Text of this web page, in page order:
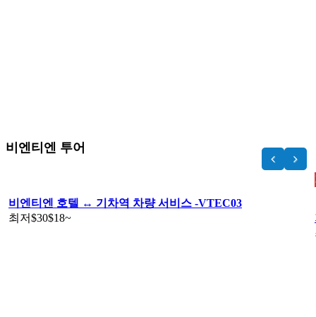
비엔티엔 투어
비엔티엔 호텔 ↔️ 기차역 차량 서비스 -VTEC03
최저$30$18~